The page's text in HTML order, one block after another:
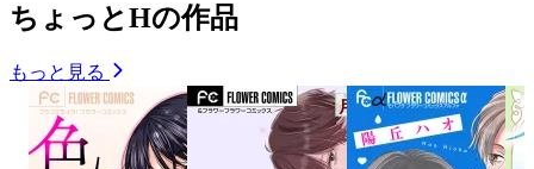
ちょっとHの作品
もっと見る